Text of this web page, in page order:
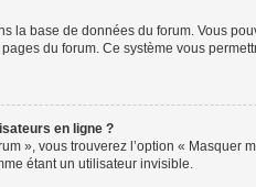
la base de données du forum. Vous
du forum. Ce système vous
en ligne ?
», vous trouverez l’option «
étant un utilisateur invisible.